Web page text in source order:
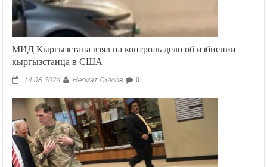
МИД Кыргызстана взял на контроль дело об избиении
кыргызстанца в США
14.08.2024 Негмат Гиясов 0